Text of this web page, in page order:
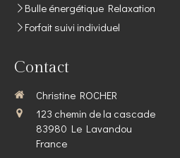
Bulle énergétique Relaxation
Forfait suivi individuel
Contact
Christine ROCHER
123 chemin de la cascade
83980 Le Lavandou
France